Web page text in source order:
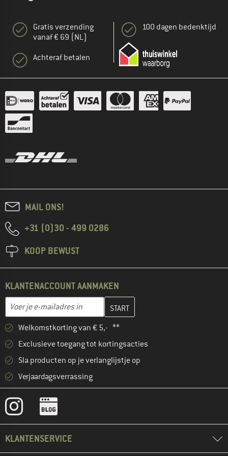
Gratis verzending
vanaf € 69 (NL)
Achteraf betalen
100 dagen bedenktijd
MAIL ONS!
+31 (0)30 - 499 0286
KOOP BEWUST
KLANTENACCOUNT AANMAKEN
E-mailadres
Vul je e-mailadres hier in en maak in de volgende stap je
Welkomstkorting van € 5,- **
Exclusieve toegang tot kortingsacties
Sla producten op je verlanglijstje op
Verjaardagsverrassing
KLANTENSERVICE